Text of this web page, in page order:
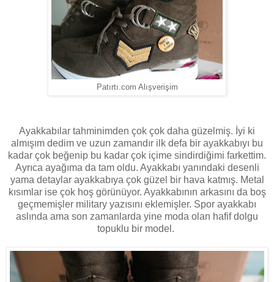
Patırtı.com Alışverişim
Ayakkabılar tahminimden çok çok daha güzelmiş. İyi ki
almışım dedim ve uzun zamandır ilk defa bir ayakkabıyı bu
kadar çok beğenip bu kadar çok içime sindirdiğimi farkettim.
Ayrıca ayağıma da tam oldu. Ayakkabı yanındaki desenli
yama detaylar ayakkabıya çok güzel bir hava katmış. Metal
kısımlar ise çok hoş görünüyor. Ayakkabının arkasını da boş
geçmemişler military yazısını eklemişler. Spor ayakkabı
aslında ama son zamanlarda yine moda olan hafif dolgu
topuklu bir model.